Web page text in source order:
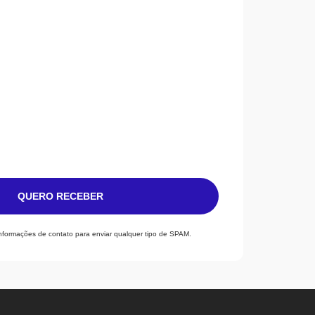
QUERO RECEBER
de contato para enviar qualquer tipo de SPAM.